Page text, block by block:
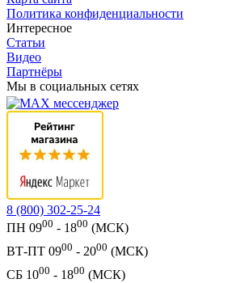
Политика конфиденциальности
Интересное
Статьи
Видео
Партнёры
Мы в социальных сетях
8 (800) 302-25-24
ПН 0900 - 1800 (МСК)
ВТ-ПТ 0900 - 2000 (МСК)
СБ 1000 - 1800 (МСК)